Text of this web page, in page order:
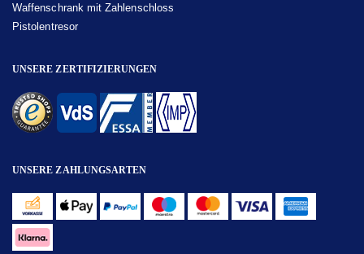
Waffenschrank mit Zahlenschloss
Pistolentresor
UNSERE ZERTIFIZIERUNGEN
UNSERE ZAHLUNGSARTEN